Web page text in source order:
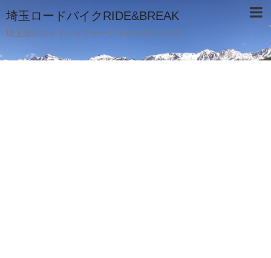
埼玉ロードバイクRIDE&BREAK
埼玉県のロードバイクサークルＲ＆Ｂのブログ